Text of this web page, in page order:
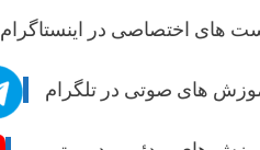
های اختصاصی در اینستاگرام
های صوتی در تلگرام